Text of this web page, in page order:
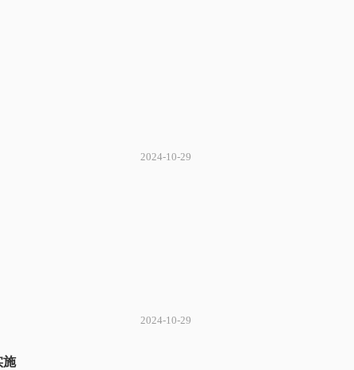
2024-10-29
2024-10-29
施